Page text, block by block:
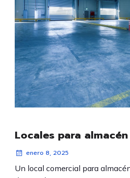
Locales para almacén
enero 8, 2025
Un local comercial para